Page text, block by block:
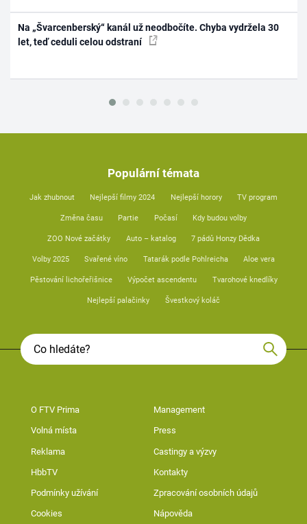
Na „Švarcenberský“ kanál už neodbočíte. Chyba vydržela 30
let, teď ceduli celou odstraní
Populární témata
Jak zhubnout Nejlepší filmy 2024 Nejlepší horory TV program
Změna času Partie Počasí Kdy budou volby
ZOO Nové začátky Auto – katalog 7 pádů Honzy Dědka
Volby 2025 Svařené víno Tatarák podle Pohlreicha Aloe vera
Pěstování lichořeřišnice Výpočet ascendentu Tvarohové knedlíky
Nejlepší palačinky Švestkový koláč
O FTV Prima Management
Volná místa Press
Reklama Castingy a výzvy
HbbTV Kontakty
Podmínky užívání Zpracování osobních údajů
Cookies Nápověda